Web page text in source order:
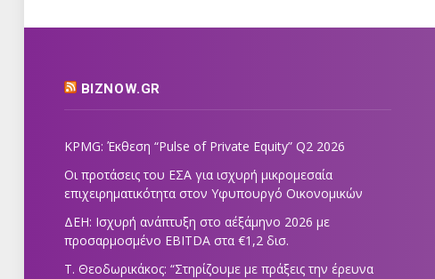
BIZNOW.GR
KPMG: Έκθεση “Pulse of Private Equity” Q2 2026
Οι προτάσεις του ΕΣΑ για ισχυρή μικρομεσαία
επιχειρηματικότητα στον Υφυπουργό Οικονομικών
ΔΕΗ: Ισχυρή ανάπτυξη στο α΄εξάμηνο 2026 με
προσαρμοσμένο EBITDA στα €1,2 δισ.
Τ. Θεοδωρικάκος: “Στηρίζουμε με πράξεις την έρευνα